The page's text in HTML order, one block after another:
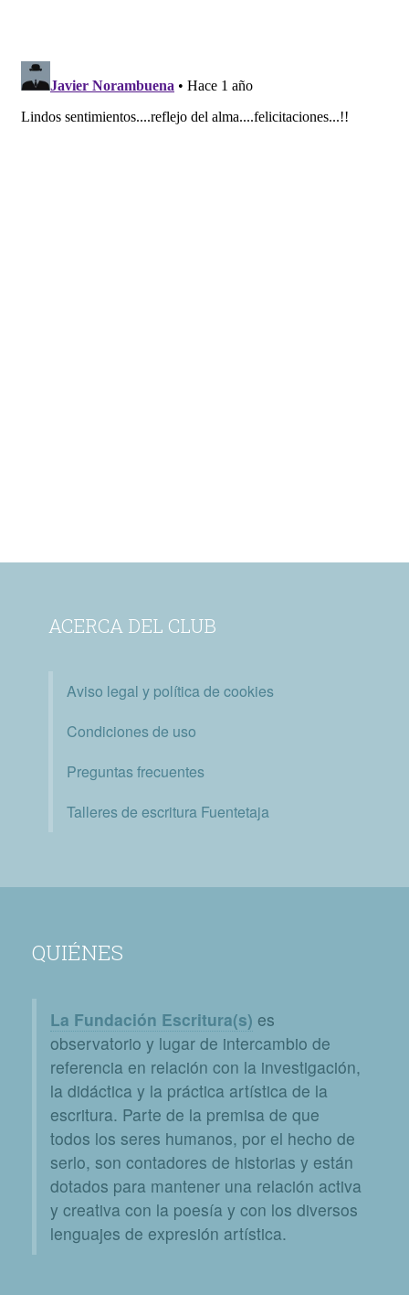
ACERCA DEL CLUB
Aviso legal y política de cookies
Condiciones de uso
Preguntas frecuentes
Talleres de escritura Fuentetaja
QUIÉNES
La Fundación Escritura(s) es
observatorio y lugar de intercambio de
referencia en relación con la investigación,
la didáctica y la práctica artística de la
escritura. Parte de la premisa de que
todos los seres humanos, por el hecho de
serlo, son contadores de historias y están
dotados para mantener una relación activa
y creativa con la poesía y con los diversos
lenguajes de expresión artística.